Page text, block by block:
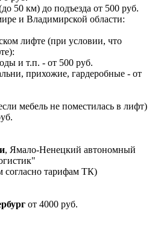
50 км) до подъезда от 500 руб.
и Владимирской области:
лифте (при условии, что
и т.п. - от 500 руб.
прихожие, гардеробные - от
мебель не поместилась в лифт)
, Ямало-Ненецкий автономный
согласно тарифам ТК)
от 4000 руб.